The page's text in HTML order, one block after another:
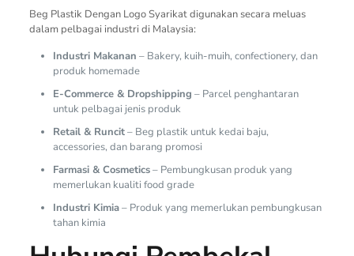
Beg Plastik Dengan Logo Syarikat digunakan secara meluas
dalam pelbagai industri di Malaysia:
Industri Makanan – Bakery, kuih-muih, confectionery, dan
produk homemade
E-Commerce & Dropshipping – Parcel penghantaran
untuk pelbagai jenis produk
Retail & Runcit– Beg plastik untuk kedai baju,
accessories, dan barang promosi
Farmasi & Cosmetics– Pembungkusan produk yang
memerlukan kualiti food grade
Industri Kimia– Produk yang memerlukan pembungkusan
tahan kimia